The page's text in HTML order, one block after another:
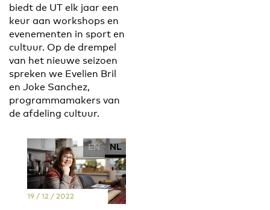
biedt de UT elk jaar een
keur aan workshops en
evenementen in sport en
cultuur. Op de drempel
van het nieuwe seizoen
spreken we Evelien Bril
en Joke Sanchez,
programmamakers van
de afdeling cultuur.
EN NL
19 / 12 / 2022